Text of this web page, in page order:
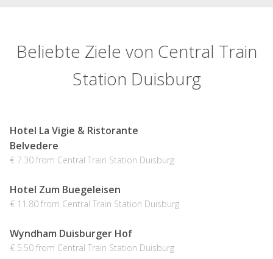
Beliebte Ziele von Central Train
Station Duisburg
Hotel La Vigie & Ristorante
Belvedere
€ 7.30 from Central Train Station Duisburg
Hotel Zum Buegeleisen
€ 11.80 from Central Train Station Duisburg
Wyndham Duisburger Hof
€ 5.50 from Central Train Station Duisburg